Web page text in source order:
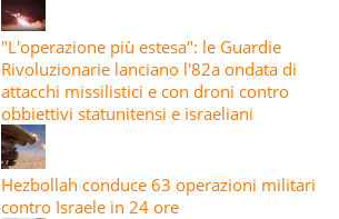
"L'operazione più estesa": le Guardie
Rivoluzionarie lanciano l'82a ondata di
attacchi missilistici e con droni contro
obbiettivi statunitensi e israeliani
Hezbollah conduce 63 operazioni militari
contro Israele in 24 ore